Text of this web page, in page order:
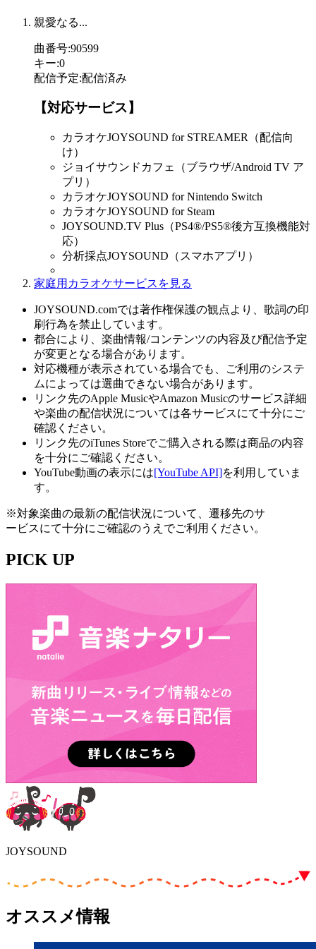
親愛なる...
曲番号:90599
キー:0
配信予定:配信済み
【対応サービス】
カラオケJOYSOUND for STREAMER（配信向
け）
ジョイサウンドカフェ（ブラウザ/Android TV ア
プリ）
カラオケJOYSOUND for Nintendo Switch
カラオケJOYSOUND for Steam
JOYSOUND.TV Plus（PS4®/PS5®後方互換機能対
応）
分析採点JOYSOUND（スマホアプリ）
家庭用カラオケサービスを見る
JOYSOUND.comでは著作権保護の観点より、歌詞の印
刷行為を禁止しています。
都合により、楽曲情報/コンテンツの内容及び配信予定
が変更となる場合があります。
対応機種が表示されている場合でも、ご利用のシステ
ムによっては選曲できない場合があります。
リンク先のApple MusicやAmazon Musicのサービス詳細
や楽曲の配信状況については各サービスにて十分にご
確認ください。
リンク先のiTunes Storeでご購入される際は商品の内容
を十分にご確認ください。
YouTube動画の表示には[YouTube API]を利用していま
す。
※対象楽曲の最新の配信状況について、遷移先のサ
ービスにて十分にご確認のうえでご利用ください。
PICK UP
JOYSOUND
オススメ情報